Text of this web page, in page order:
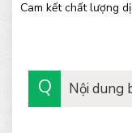
Cam kết chất lượng
Nội dung